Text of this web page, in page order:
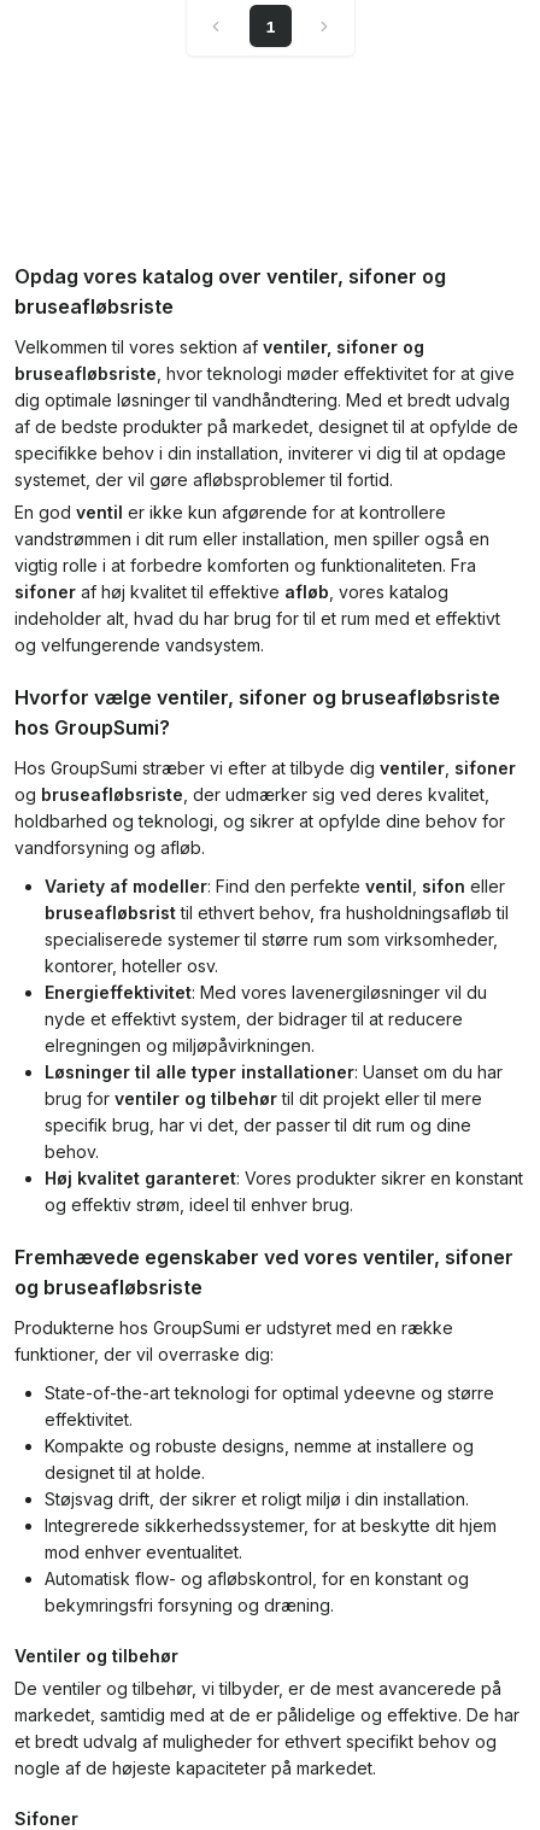
1
Opdag vores katalog over ventiler, sifoner og
bruseafløbsriste
Velkommen til vores sektion af ventiler, sifoner og
bruseafløbsriste , hvor teknologi møder effektivitet for at give
dig optimale løsninger til vandhåndtering. Med et bredt udvalg
af de bedste produkter på markedet, designet til at opfylde de
specifikke behov i din installation, inviterer vi dig til at opdage
systemet, der vil gøre afløbsproblemer til fortid.
En god ventil er ikke kun afgørende for at kontrollere
vandstrømmen i dit rum eller installation, men spiller også en
vigtig rolle i at forbedre komforten og funktionaliteten. Fra
sifoner af høj kvalitet til effektive afløb , vores katalog
indeholder alt, hvad du har brug for til et rum med et effektivt
og velfungerende vandsystem.
Hvorfor vælge ventiler, sifoner og bruseafløbsriste
hos GroupSumi?
Hos GroupSumi stræber vi efter at tilbyde dig ventiler sifoner
og bruseafløbsriste , der udmærker sig ved deres kvalitet,
holdbarhed og teknologi, og sikrer at opfylde dine behov for
vandforsyning og afløb.
Variety af modeller: Find den perfekte ventil sifon eller
bruseafløbsristtil ethvert behov, fra husholdningsafløb til
specialiserede systemer til større rum som virksomheder,
kontorer, hoteller osv.
Energieffektivitet: Med vores lavenergiløsninger vil du
nyde et effektivt system, der bidrager til at reducere
elregningen og miljøpåvirkningen.
Løsninger til alle typer installationer: Uanset om du har
brug for ventiler og tilbehørtil dit projekt eller til mere
specifik brug, har vi det, der passer til dit rum og dine
behov.
Høj kvalitet garanteret: Vores produkter sikrer en konstant
og effektiv strøm, ideel til enhver brug.
Fremhævede egenskaber ved vores ventiler, sifoner
og bruseafløbsriste
Produkterne hos GroupSumi er udstyret med en række
funktioner, der vil overraske dig:
State-of-the-art teknologi for optimal ydeevne og større
effektivitet.
Kompakte og robuste designs, nemme at installere og
designet til at holde.
Støjsvag drift, der sikrer et roligt miljø i din installation.
Integrerede sikkerhedssystemer, for at beskytte dit hjem
mod enhver eventualitet.
Automatisk flow- og afløbskontrol, for en konstant og
bekymringsfri forsyning og dræning.
Ventiler og tilbehør
De ventiler og tilbehør, vi tilbyder, er de mest avancerede på
markedet, samtidig med at de er pålidelige og effektive. De har
et bredt udvalg af muligheder for ethvert specifikt behov og
nogle af de højeste kapaciteter på markedet.
Sifoner